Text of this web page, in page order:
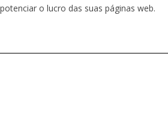
potenciar o lucro das suas páginas web.